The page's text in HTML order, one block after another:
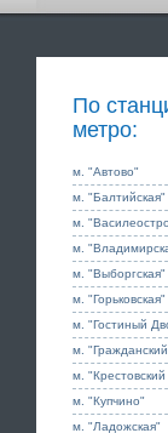
По
метро:
м. "Автово"
м. "Балтийская"
м.
м.
м. "Выборгская"
м. "Горьковская"
м. "Гостиный
м. "Гражданский
м.
м. "Купчино"
м. "Ладожская"